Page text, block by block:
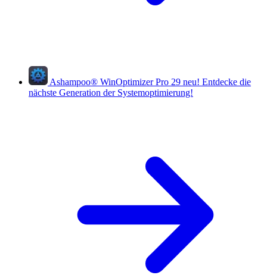
Ashampoo® WinOptimizer Pro 29 neu! Entdecke die
nächste Generation der Systemoptimierung!